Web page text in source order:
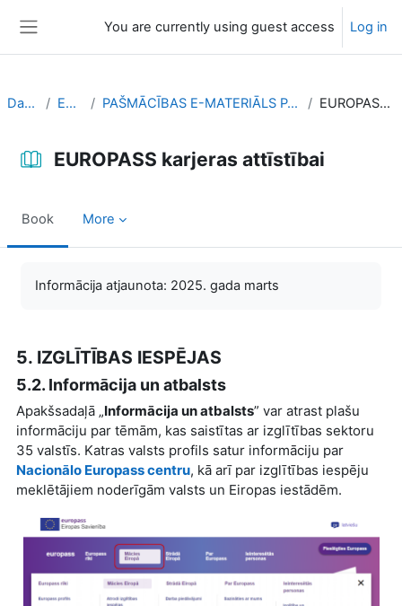
You are currently using guest access Log in
Dashboard EUROPASS PAŠMĀCĪBAS E-MATERIĀLS PAR EUROPASS PLATFORMAS LIETOŠANU EUROPASS karjeras attīstībai
EUROPASS karjeras attīstībai
Book More
Informācija atjaunota: 2025. gada marts
5. IZGLĪTĪBAS IESPĒJAS
5.2. Informācija un atbalsts
Apakšsadaļā „Informācija un atbalsts” var atrast plašu
informāciju par tēmām, kas saistītas ar izglītības sektoru
35 valstīs. Katras valsts profils satur informāciju par
Nacionālo Europass centru, kā arī par izglītības iespēju
meklētājiem noderīgām valsts un Eiropas iestādēm.